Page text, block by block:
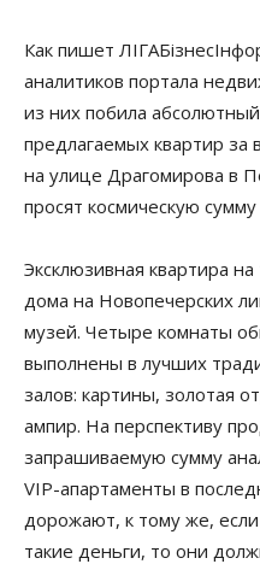
Как пишет
аналитиков портала
из них побила
предлагаемых квартир
на улице Драгомирова в
просят космическую
Эксклюзивная квартира
дома на Новопечерских
музей. Четыре комнаты
выполнены в лучших
залов: картины, золотая
ампир. На перспективу
запрашиваемую сумму
VIP-апартаменты в
дорожают, к тому же,
такие деньги, то они